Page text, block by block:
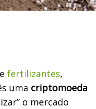
fertilizantes,
uma criptomoeda
o mercado